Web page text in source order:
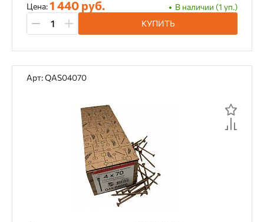
Цена:1 440 руб.
В наличии (1 уп.)
КУПИТЬ
Арт: QAS04070